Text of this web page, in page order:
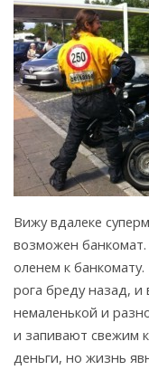
Вижу вдалеке
возможен
оленем к
рога бреду назад,
немаленькой и
и запивают свежим
деньги, но жизнь